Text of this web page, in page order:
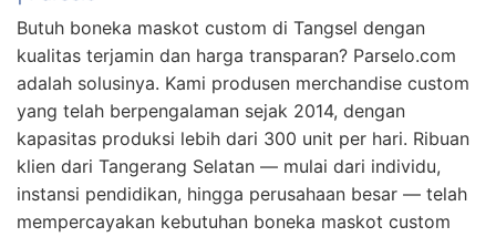
Butuh boneka maskot custom di Tangsel dengan
kualitas terjamin dan harga transparan? Parselo.com
adalah solusinya. Kami produsen merchandise custom
yang telah berpengalaman sejak 2014, dengan
kapasitas produksi lebih dari 300 unit per hari. Ribuan
klien dari Tangerang Selatan — mulai dari individu,
instansi pendidikan, hingga perusahaan besar — telah
mempercayakan kebutuhan boneka maskot custom